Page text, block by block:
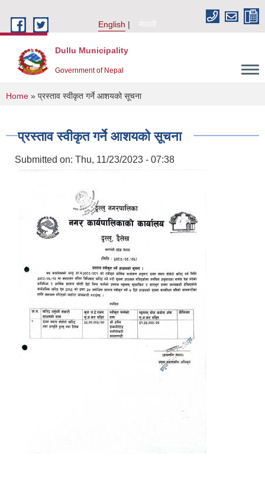
English
नेपाली
Dullu Municipality
Government of Nepal
You are here
Home » प्रस्ताव स्वीकृत गर्ने आशयको सूचना
प्रस्ताव स्वीकृत गर्ने आशयको सूचना
Submitted on: Thu, 11/23/2023 - 07:38